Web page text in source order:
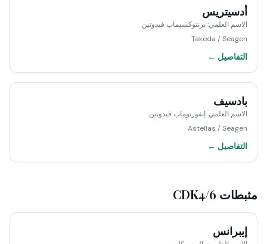
أدسيتريس
الاسم العلمي:برنتوكسيماب فيدوتين
Takeda / Seagen
التفاصيل ←
بادسيف
الاسم العلمي:إنفورتوماب فيدوتين
Astellas / Seagen
التفاصيل ←
مثبطات CDK4/6
إيبرانس